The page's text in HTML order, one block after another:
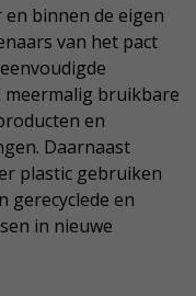
binnen de eigen
van het pact
bruikbare
en
Daarnaast
plastic gebruiken
gerecyclede en
in nieuwe